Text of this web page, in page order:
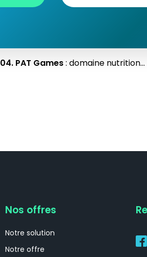
04. PAT Games: domaine nutrition...
Nos offres
Notre solution
Notre offre